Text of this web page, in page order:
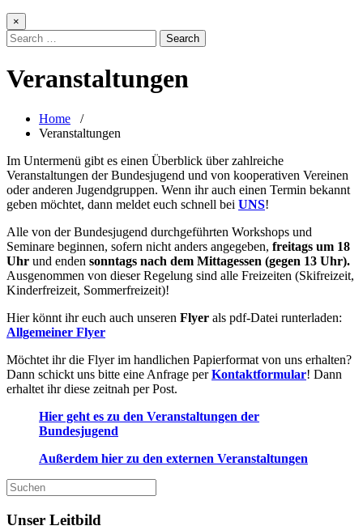
×
Veranstaltungen
Home /
Veranstaltungen
Im Untermenü gibt es einen Überblick über zahlreiche
Veranstaltungen der Bundesjugend und von kooperativen Vereinen
oder anderen Jugendgruppen. Wenn ihr auch einen Termin bekannt
geben möchtet, dann meldet euch schnell bei UNS!
Alle von der Bundesjugend durchgeführten Workshops und
Seminare beginnen, sofern nicht anders angegeben, freitags um 18
Uhr und enden sonntags nach dem Mittagessen (gegen 13 Uhr).
Ausgenommen von dieser Regelung sind alle Freizeiten (Skifreizeit,
Kinderfreizeit, Sommerfreizeit)!
Hier könnt ihr euch auch unseren Flyer als pdf-Datei runterladen:
Allgemeiner Flyer
Möchtet ihr die Flyer im handlichen Papierformat von uns erhalten?
Dann schickt uns bitte eine Anfrage perKontaktformular! Dann
erhaltet ihr diese zeitnah per Post.
Hier geht es zu den Veranstaltungen der
Bundesjugend
Außerdem hier zu den externen Veranstaltungen
Unser Leitbild